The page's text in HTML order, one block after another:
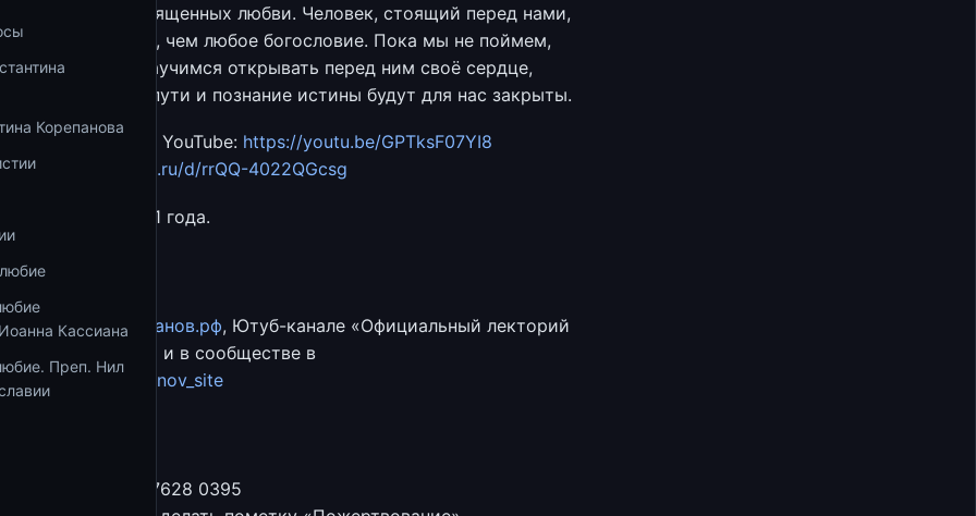
Корепанова
Кассиана
Преп. Нил
Христа, посвященных любви. Человек, стоящий перед нами,
полнее, глубже, чем любое богословие. Пока мы не поймем,
человек, и не научимся открывать перед ним своё сердце,
молитвенные пути и познание истины будут для нас закрыты.
нашем канале в YouTube: https://youtu.be/GPTksF07YI8
https://disk.yandex.ru/d/rrQQ-4022QGcsg
19 декабря 2021 года.
Корепанов
Глинских
Троенко.
на сайтеКорепанов.рф, Ютуб-канале «Официальный лекторий
Корепанова» и в сообществе в
vk.com/korepanov_site
4276 1619 7628 0395